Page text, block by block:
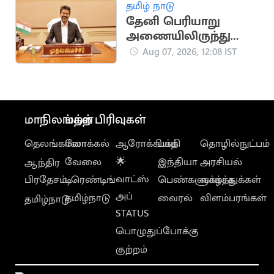
தமிழ் நாடு
தேனி பெரியாறு
அணையிலிருந்து
தண்ணீர் திறக்க
Aug 07, 2026, 12:08 IST
மாநிலங்கள்
தெலங்கானா
ஆந்திர
பிரதேசம்
தமிழ்நாடு
மற்ற பிரிவுகள்
லோக்கல்
வேலை
டிரெண்டிங்
தமிழ்நாடு
ஆரோக்கியம்
🌟
வாட்ஸ்
அப்
STATUS
பொழுதுப்போக்கு
குற்றம்
பக்தி
இந்தியா
பெண்களுக்காக
வைரல்
தொழில்நுட்பம்
அரசியல்
வாழ்த்துக்கள்
விளம்பரங்கள்